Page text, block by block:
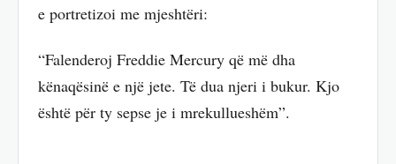
e portretizoi me mjeshtëri:
“Falenderoj Freddie Mercury që më dha
kënaqësinë e një jete. Të dua njeri i bukur. Kjo
është për ty sepse je i mrekullueshëm”.